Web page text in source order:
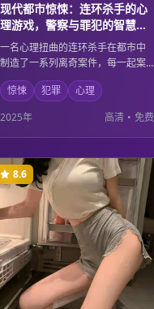
现代都市惊悚：连环杀手的心
理游戏，警察与罪犯的智慧较
量
一名心理扭曲的连环杀手在都市中
制造了一系列离奇案件，每一起案
件都像是精心设计的心理游戏。资
深刑警必须深入罪犯的内心世界，
在这场智慧与邪恶的较量中，揭开
隐藏在案件背后的惊人真相。
惊悚 犯罪
心理
2025年
高清 • 免费
8.6